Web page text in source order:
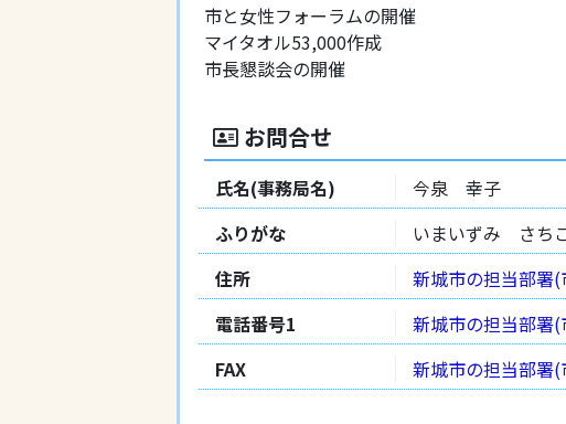
市と女性フォーラムの開催
マイタオル53,000作成
市長懇談会の開催
お問合せ
氏名(事務局名)
今泉 幸子
ふりがな
いまいずみ さち
住所
新城市の担当部署
電話番号1
新城市の担当部署
FAX
新城市の担当部署